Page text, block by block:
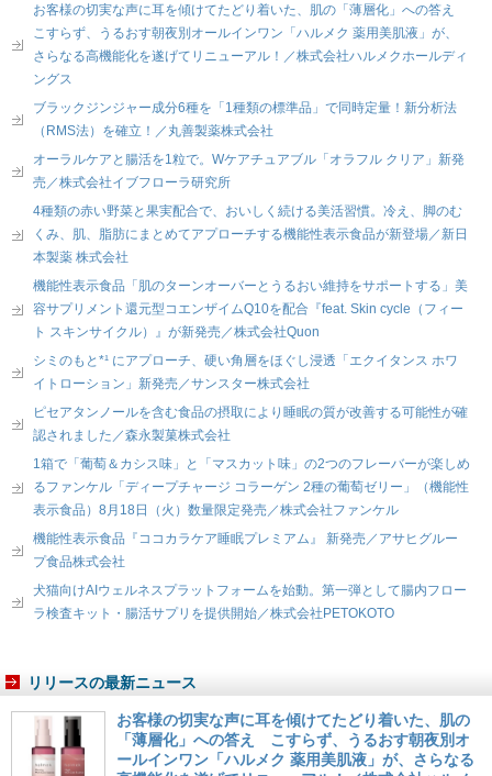
お客様の切実な声に耳を傾けてたどり着いた、肌の「薄層化」への答え
こすらず、うるおす朝夜別オールインワン「ハルメク 薬用美肌液」が、
さらなる高機能化を遂げてリニューアル！／株式会社ハルメクホールディ
ングス
ブラックジンジャー成分6種を「1種類の標準品」で同時定量！新分析法
（RMS法）を確立！／丸善製薬株式会社
オーラルケアと腸活を1粒で。Wケアチュアブル「オラフル クリア」新発
売／株式会社イブフローラ研究所
4種類の赤い野菜と果実配合で、おいしく続ける美活習慣。冷え、脚のむ
くみ、肌、脂肪にまとめてアプローチする機能性表示食品が新登場／新日
本製薬 株式会社
機能性表示食品「肌のターンオーバーとうるおい維持をサポートする」美
容サプリメント還元型コエンザイムQ10を配合『feat. Skin cycle（フィー
ト スキンサイクル）』が新発売／株式会社Quon
シミのもと*¹ にアプローチ、硬い角層をほぐし浸透「エクイタンス ホワ
イトローション」新発売／サンスター株式会社
ピセアタンノールを含む食品の摂取により睡眠の質が改善する可能性が確
認されました／森永製菓株式会社
1箱で「葡萄＆カシス味」と「マスカット味」の2つのフレーバーが楽しめ
るファンケル「ディープチャージ コラーゲン 2種の葡萄ゼリー」（機能性
表示食品）8月18日（火）数量限定発売／株式会社ファンケル
機能性表示食品『ココカラケア睡眠プレミアム』 新発売／アサヒグルー
プ食品株式会社
犬猫向けAIウェルネスプラットフォームを始動。第一弾として腸内フロー
ラ検査キット・腸活サプリを提供開始／株式会社PETOKOTO
リリースの最新ニュース
お客様の切実な声に耳を傾けてたどり着いた、肌の
「薄層化」への答え こすらず、うるおす朝夜別オ
ールインワン「ハルメク 薬用美肌液」が、さらなる